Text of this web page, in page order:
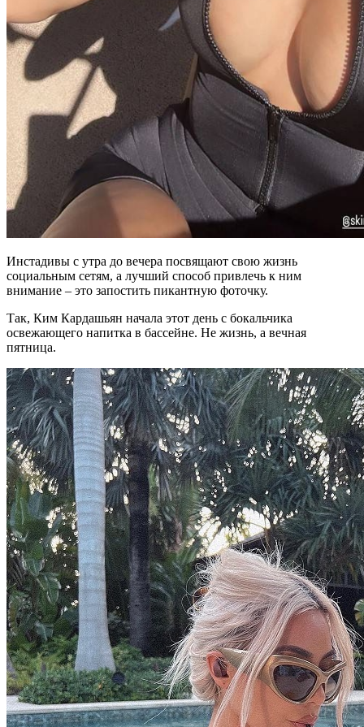
Инстадивы с утра до вечера посвящают свою жизнь
социальным сетям, а лучший способ привлечь к ним
внимание – это запостить пикантную фоточку.
Так, Ким Кардашьян начала этот день с бокальчика
освежающего напитка в бассейне. Не жизнь, а вечная
пятница.